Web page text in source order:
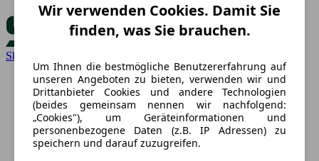
Skoda
Wir verwenden Cookies. Damit Sie
finden, was Sie brauchen.
Um Ihnen die bestmögliche Benutzererfahrung auf
unseren Angeboten zu bieten, verwenden wir und
Drittanbieter Cookies und andere Technologien
(beides gemeinsam nennen wir nachfolgend:
„Cookies"), um Geräteinformationen und
personenbezogene Daten (z.B. IP Adressen) zu
speichern und darauf zuzugreifen.